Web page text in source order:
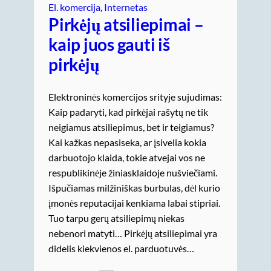
El. komercija Internetas
Pirkėjų atsiliepimai –
kaip juos gauti iš
pirkėjų
Elektroninės komercijos srityje sujudimas:
Kaip padaryti, kad pirkėjai rašytų ne tik
neigiamus atsiliepimus, bet ir teigiamus?
Kai kažkas nepasiseka, ar įsivelia kokia
darbuotojo klaida, tokie atvejai vos ne
respublikinėje žiniasklaidoje nušviečiami.
Išpučiamas milžiniškas burbulas, dėl kurio
įmonės reputacijai kenkiama labai stipriai.
Tuo tarpu gerų atsiliepimų niekas
nebenori matyti… Pirkėjų atsiliepimai yra
didelis kiekvienos el. parduotuvės…